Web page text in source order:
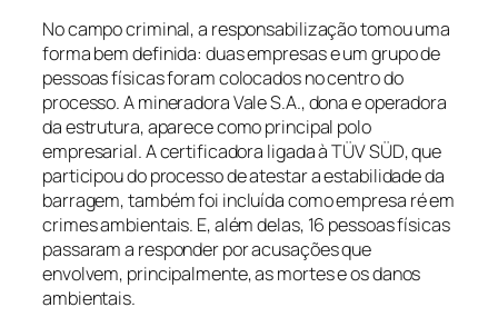
No campo criminal, a responsabilização tomou uma
forma bem definida: duas empresas e um grupo de
pessoas físicas foram colocados no centro do
processo. A mineradora Vale S.A., dona e operadora
da estrutura, aparece como principal polo
empresarial. A certificadora ligada àTÜV SÜD, que
participou do processo de atestar a estabilidade da
barragem, também foi incluída como empresa ré em
crimes ambientais. E, além delas, 16 pessoas físicas
passaram a responder por acusações que
envolvem, principalmente, as mortes e os danos
ambientais.